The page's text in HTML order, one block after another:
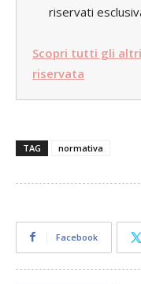
riservati
Scopri tutti gli altri
riservata
TAG normativa
Facebook